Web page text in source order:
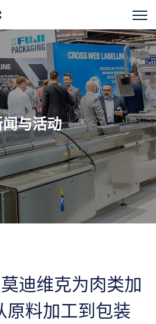
与活动
迪维克为肉类加
原料加工到包装